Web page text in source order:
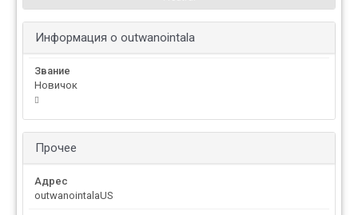
Информация о outwanointala
Звание
Новичок
Прочее
Адрес
outwanointalaUS